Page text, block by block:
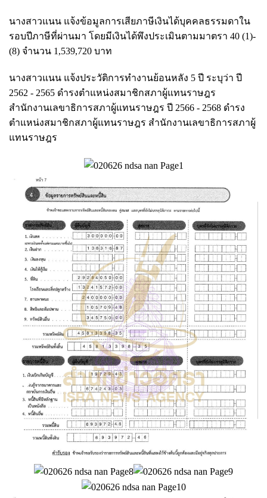
นางสาวแนน แจ้งข้อมูลการเสียภาษีเงินได้บุคคลธรรมดาใน
รอบปีภาษีที่ผ่านมา โดยมีเงินได้พึงประเมินตามมาตรา 40 (1)-
(8) จำนวน 1,539,720 บาท
นางสาวแนน แจ้งประวัติการทำงานย้อนหลัง 5 ปี ระบุว่า ปี
2562 - 2565 ดำรงตำแหน่งสมาชิกสภาผู้แทนราษฎร
สำนักงานเลขาธิการสภาผู้แทนราษฎร ปี 2566 - 2568 ดำรง
ตำแหน่งสมาชิกสภาผู้แทนราษฎร สำนักงานเลขาธิการสภาผู้
แทนราษฎร